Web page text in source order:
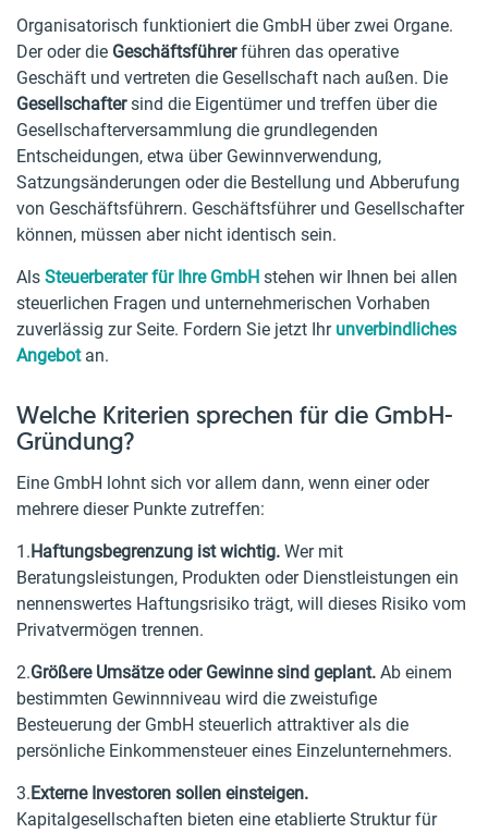
Organisatorisch funktioniert die GmbH über zwei Organe.
Der oder die Geschäftsführerführen das operative
Geschäft und vertreten die Gesellschaft nach außen. Die
Gesellschaftersind die Eigentümer und treffen über die
Gesellschafterversammlung die grundlegenden
Entscheidungen, etwa über Gewinnverwendung,
Satzungsänderungen oder die Bestellung und Abberufung
von Geschäftsführern. Geschäftsführer und Gesellschafter
können, müssen aber nicht identisch sein.
Als Steuerberater für Ihre GmbH stehen wir Ihnen bei allen
steuerlichen Fragen und unternehmerischen Vorhaben
zuverlässig zur Seite. Fordern Sie jetzt Ihr unverbindliches
Angebotan.
Welche Kriterien sprechen für die GmbH-
Gründung?
Eine GmbH lohnt sich vor allem dann, wenn einer oder
mehrere dieser Punkte zutreffen:
1.Haftungsbegrenzung ist wichtig. Wer mit
Beratungsleistungen, Produkten oder Dienstleistungen ein
nennenswertes Haftungsrisiko trägt, will dieses Risiko vom
Privatvermögen trennen.
2.Größere Umsätze oder Gewinne sind geplant. Ab einem
bestimmten Gewinnniveau wird die zweistufige
Besteuerung der GmbH steuerlich attraktiver als die
persönliche Einkommensteuer eines Einzelunternehmers.
3.Externe Investoren sollen einsteigen.
Kapitalgesellschaften bieten eine etablierte Struktur für